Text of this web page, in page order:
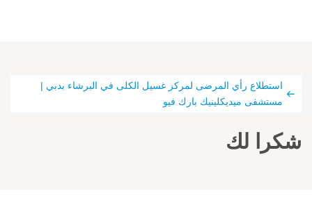
استطلاع رأي المرضى لمركز غسيل الكلى في البرشاء بدبي |
مستشفى ميديكلينيك بارك فيو
شكرا لك